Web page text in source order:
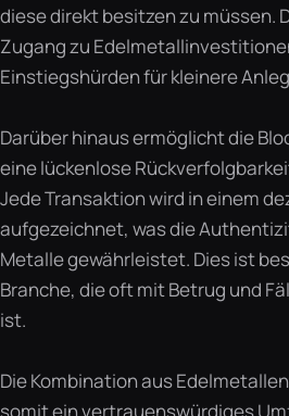
diese direkt besitzen zu müssen.
Zugang zu
Einstiegshürden für kleinere
Darüber hinaus ermöglicht die
eine lückenlose
Jede Transaktion wird in einem
aufgezeichnet, was die
Metalle gewährleistet. Dies ist
Branche, die oft mit Betrug und
ist.
Die Kombination aus